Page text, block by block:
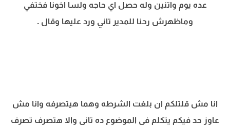
عده يوم واتنين وله حصل اي حاجه ولسا اخونا فختفي
وماظهرش رحنا للمدير تاني ورد عليها وقال .
انا مش قلتلكم ان بلغت الشرطه وهما هيتصرفه وانا مش
عاوز حد فيكم يتكلم في الموضوع ده تاني والا هتصرف تصرف